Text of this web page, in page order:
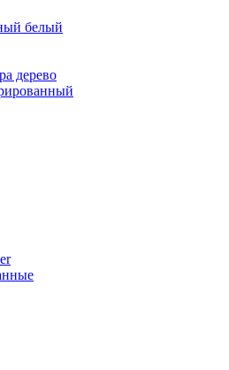
белый
дерево